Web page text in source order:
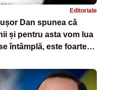
Editoriale
Dan spunea că
și pentru asta vom lua
întâmplă, este foarte